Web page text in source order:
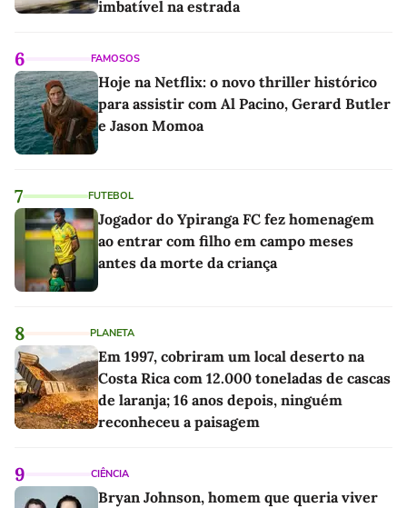
imbatível na estrada
6 FAMOSOS
Hoje na Netflix: o novo thriller histórico
para assistir com Al Pacino, Gerard Butler
e Jason Momoa
7 FUTEBOL
Jogador do Ypiranga FC fez homenagem
ao entrar com filho em campo meses
antes da morte da criança
8 PLANETA
Em 1997, cobriram um local deserto na
Costa Rica com 12.000 toneladas de cascas
de laranja; 16 anos depois, ninguém
reconheceu a paisagem
9 CIÊNCIA
Bryan Johnson, homem que queria viver